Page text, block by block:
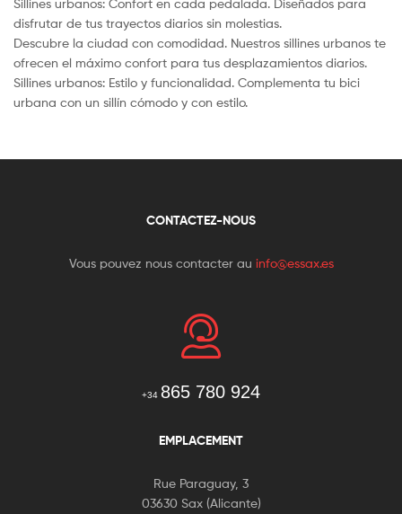
Sillines urbanos: Confort en cada pedalada. Diseñados para
disfrutar de tus trayectos diarios sin molestias.
Descubre la ciudad con comodidad. Nuestros sillines urbanos te
ofrecen el máximo confort para tus desplazamientos diarios.
Sillines urbanos: Estilo y funcionalidad. Complementa tu bici
urbana con un sillín cómodo y con estilo.
CONTACTEZ-NOUS
Vous pouvez nous contacter au info@essax.es
+34 865 780 924
EMPLACEMENT
Rue Paraguay, 3
03630 Sax (Alicante)